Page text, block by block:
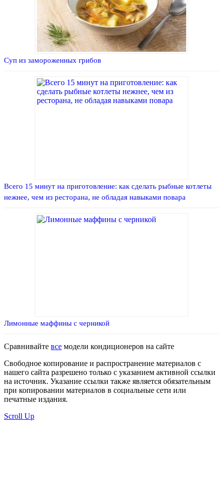
Суп из замороженных грибов
Всего 15 минут на приготовление: как сделать рыбные котлеты
нежнее, чем из ресторана, не обладая навыками повара
Лимонные маффины с черникой
Сравнивайте все модели кондиционеров на сайте
Свободное копирование и распространение материалов с
нашего сайта разрешено только с указанием активной ссылки
на источник. Указание ссылки также является обязательным
при копировании материалов в социальные сети или
печатные издания.
Scroll Up